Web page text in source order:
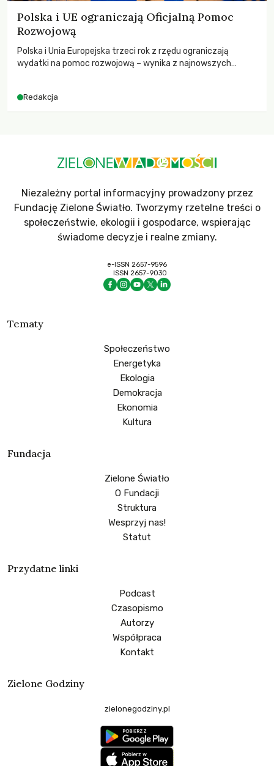
Polska i UE ograniczają Oficjalną Pomoc
Rozwojową
Polska i Unia Europejska trzeci rok z rzędu ograniczają
wydatki na pomoc rozwojową – wynika z najnowszych
odnotowano największe tąpnięcie ODA w historii. Jakie będą
Redakcja
Niezależny portal informacyjny prowadzony przez
Fundację Zielone Światło. Tworzymy rzetelne treści o
społeczeństwie, ekologii i gospodarce, wspierając
świadome decyzje i realne zmiany.
e-ISSN 2657-9596
ISSN 2657-9030
Tematy
Społeczeństwo
Energetyka
Ekologia
Demokracja
Ekonomia
Kultura
Fundacja
Zielone Światło
O Fundacji
Struktura
Wesprzyj nas!
Statut
Przydatne linki
Podcast
Czasopismo
Autorzy
Współpraca
Kontakt
Zielone Godziny
zielonegodziny.pl